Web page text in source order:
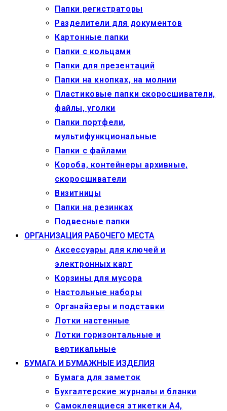
Папки регистраторы
Разделители для документов
Картонные папки
Папки с кольцами
Папки для презентаций
Папки на кнопках, на молнии
Пластиковые папки скоросшиватели,
файлы, уголки
Папки портфели,
мультифункциональные
Папки с файлами
Короба, контейнеры архивные,
скоросшиватели
Визитницы
Папки на резинках
Подвесные папки
ОРГАНИЗАЦИЯ РАБОЧЕГО МЕСТА
Аксессуары для ключей и
электронных карт
Корзины для мусора
Настольные наборы
Органайзеры и подставки
Лотки настенные
Лотки горизонтальные и
вертикальные
БУМАГА И БУМАЖНЫЕ ИЗДЕЛИЯ
Бумага для заметок
Бухгалтерские журналы и бланки
Самоклеящиеся этикетки А4,